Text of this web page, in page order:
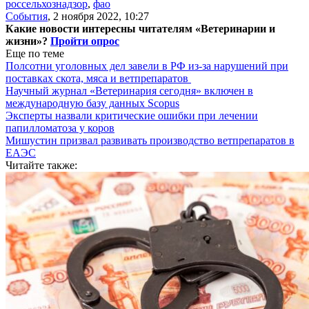
россельхознадзор, фао
События, 2 ноября 2022, 10:27
Какие новости интересны читателям «Ветеринарии и
жизни»? Пройти опрос
Еще по теме
Полсотни уголовных дел завели в РФ из-за нарушений при
поставках скота, мяса и ветпрепаратов
Научный журнал «Ветеринария сегодня» включен в
международную базу данных Scopus
Эксперты назвали критические ошибки при лечении
папилломатоза у коров
Мишустин призвал развивать производство ветпрепаратов в
ЕАЭС
Читайте также: